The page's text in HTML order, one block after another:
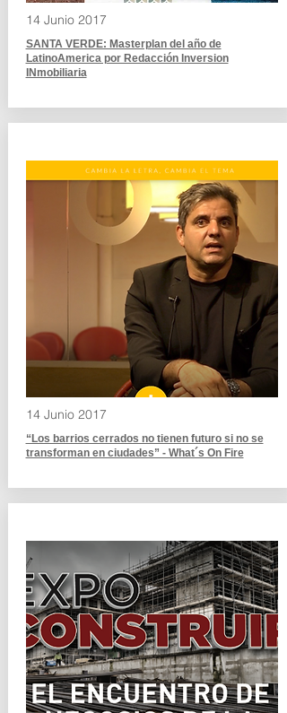
14 Junio 2017
SANTA VERDE: Masterplan del año de
LatinoAmerica por Redacción Inversion
INmobiliaria
14 Junio 2017
“Los barrios cerrados no tienen futuro si no se
transforman en ciudades” - What´s On Fire